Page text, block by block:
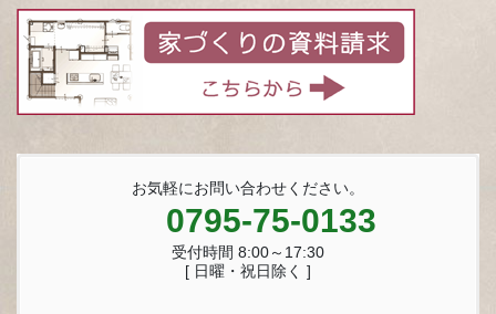
お気軽にお問い合わせください。
0795-75-0133
受付時間 8:00～17:30
[ 日曜・祝日除く ]